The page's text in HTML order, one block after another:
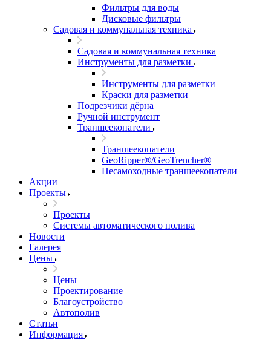
Фильтры для воды
Дисковые фильтры
Садовая и коммунальная техника
Садовая и коммунальная техника
Инструменты для разметки
Инструменты для разметки
Краски для разметки
Подрезчики дёрна
Ручной инструмент
Траншеекопатели
Траншеекопатели
GeoRipper®/GeoTrencher®
Несамоходные траншеекопатели
Акции
Проекты
Проекты
Системы автоматического полива
Новости
Галерея
Цены
Цены
Проектирование
Благоустройство
Автополив
Статьи
Информация